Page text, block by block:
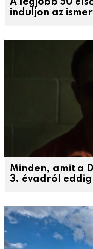
A legjobb 50
induljon az
Minden, amit a
3. évadról